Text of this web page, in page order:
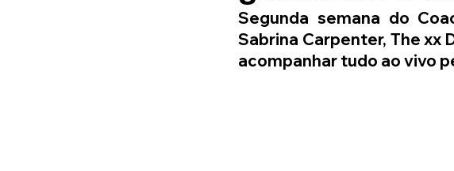
Segunda semana do
Sabrina Carpenter, The xx
acompanhar tudo ao vivo